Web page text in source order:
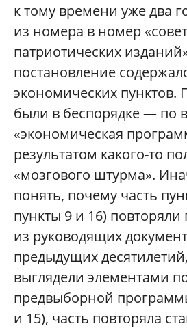
к тому времени уже два
из номера в номер
патриотических
постановление
экономических пунктов.
были в беспорядке — по
«экономическая
результатом какого-то
«мозгового штурма».
понять, почему часть
пункты 9 и 16) повторяли
из руководящих
предыдущих
выглядели элементами
предвыборной
и 15), часть повторяла